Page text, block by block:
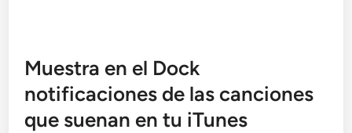
Muestra en el Dock
notificaciones de las canciones
que suenan en tu iTunes